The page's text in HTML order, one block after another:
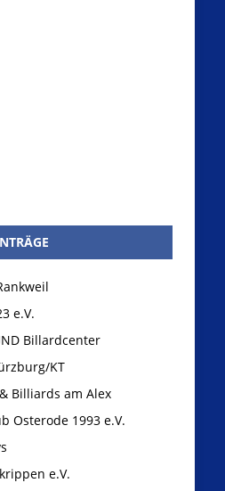
e.V.
Billardcenter
KT
Billiards am Alex
Osterode 1993 e.V.
e.V.